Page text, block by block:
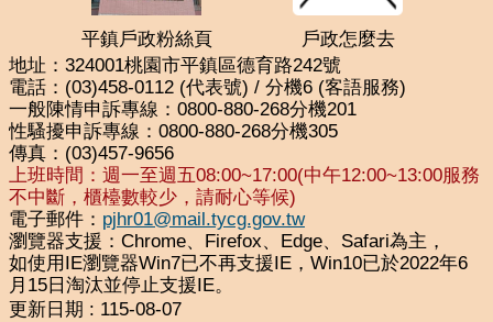
平鎮戶政粉絲頁
戶政怎麼去
地址：324001桃園市平鎮區德育路242號
電話：(03)458-0112 (代表號) / 分機6 (客語服務)
一般陳情申訴專線：0800-880-268分機201
性騷擾申訴專線：0800-880-268分機305
傳真：(03)457-9656
上班時間：週一至週五08:00~17:00(中午12:00~13:00服務
不中斷，櫃檯數較少，請耐心等候)
電子郵件： pjhr01@mail.tycg.gov.tw
瀏覽器支援：Chrome、Firefox、Edge、Safari為主，
如使用IE瀏覽器Win7已不再支援IE，Win10已於2022年6
月15日淘汰並停止支援IE。
更新日期
115-08-07